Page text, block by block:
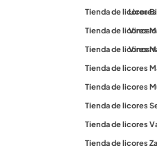
Tienda de licores
Tienda de licores
Tienda de licores
Tienda de licores
Tienda de licores
Tienda de licores
Tienda de licores
Tienda de licores
Vinos
Vinos